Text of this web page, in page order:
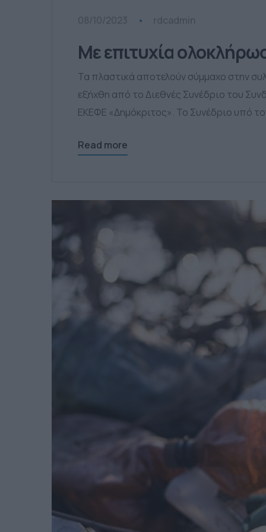
08/10/2023 rdcadmin
Με επιτυχία
Τα πλαστικά αποτελούν σύμμαχο στην
εξήχθη από το Διεθνές Συνέδριο του
ΕΚΕΦΕ «Δημόκριτος». Το Συνέδριο υπό
Read more